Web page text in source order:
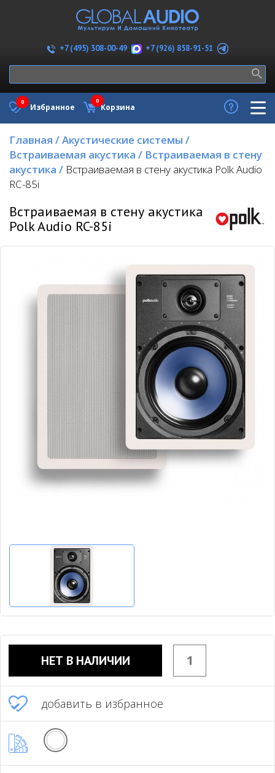
+7 (495) 308-00-49 +7 (926) 858-91-51
Избранное
0
Корзина
0
Главная /Акустические системы /
Встраиваемая акустика / Встраиваемая в стену
акустика / Встраиваемая в стену акустика Polk Audio
RC-85i
Встраиваемая в стену акустика
Polk Audio RC-85i
НЕТ В НАЛИЧИИ
добавить в избранное